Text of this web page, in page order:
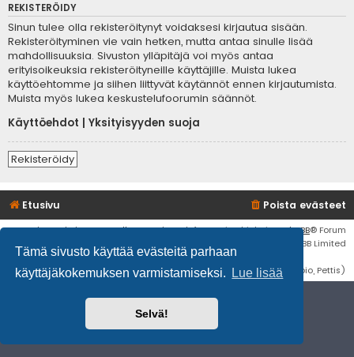
Tämä sivusto käyttää evästeitä parhaan
käyttäjäkokemuksen varmistamiseksi.
Lue lisää
Selvä!
REKISTERÖIDY
Sinun tulee olla rekisteröitynyt voidaksesi kirjautua sisään.
Rekisteröityminen vie vain hetken, mutta antaa sinulle lisää
mahdollisuuksia. Sivuston ylläpitäjä voi myös antaa
erityisoikeuksia rekisteröityneille käyttäjille. Muista lukea
käyttöehtomme ja siihen liittyvät käytännöt ennen kirjautumista.
Muista myös lukea keskustelufoorumin säännöt.
Käyttöehdot
Yksityisyyden suoja
Rekisteröidy
Etusivu Poista evästeet
Flat Style byIan Bradley• Keskustelufoorumin ohjelmistophpBB® Forum
Software © phpBB Limited
Käännös: phpBB Suomi (lurttinen, harritapio, Pettis)